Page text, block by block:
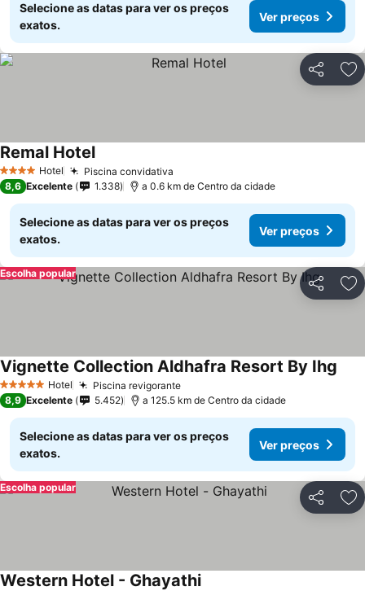
Selecione as datas para ver os preços
exatos.
Ver preços
Partilhar
4 EstrelasHotel Piscina convidativa
Remal Hotel
8,6 Excelente 1.338 a 0.6 km de Centro da cidade
Selecione as datas para ver os preços
exatos.
Ver preços
Partilhar
Escolha popular
5 Estrelas Hotel Piscina revigorante
Vignette Collection Aldhafra Resort By Ihg
8,9 Excelente 5.452 a 125.5 km de Centro da cidade
Selecione as datas para ver os preços
exatos.
Ver preços
Partilhar
Escolha popular
Western Hotel - Ghayathi